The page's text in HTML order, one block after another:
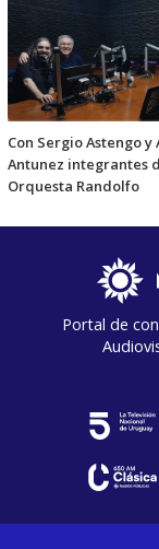
Con Sergio Astengo y
Antunez integrantes
Orquesta Randolfo
Portal de